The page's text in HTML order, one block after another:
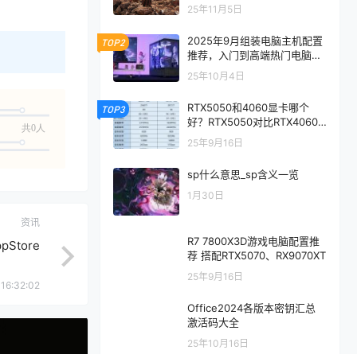
共0人
资讯
25年11月5日
TOP2
2025年9月组装电脑主机配置
推荐，入门到高端热门电脑配
置方案
25年10月4日
TOP3
RTX5050和4060显卡哪个
好？RTX5050对比RTX4060/
5060性能评测
25年9月16日
sp什么意思_sp含义一览
1月30日
R7 7800X3D游戏电脑配置推
荐 搭配RTX5070、RX9070XT
25年9月16日
Office2024各版本密钥汇总
激活码大全
25年10月16日